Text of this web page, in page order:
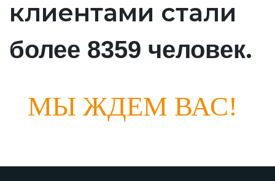
клиентами стали
более 8359 человек.
МЫ ЖДЕМ ВАС!